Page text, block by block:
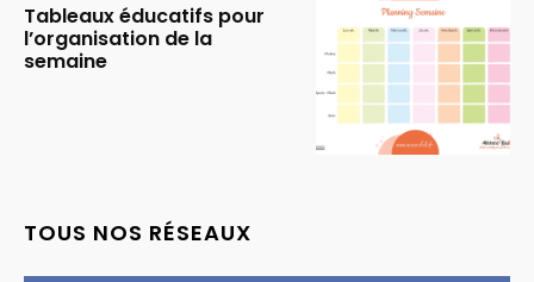
Tableaux éducatifs pour
l’organisation de la
semaine
TOUS NOS RÉSEAUX